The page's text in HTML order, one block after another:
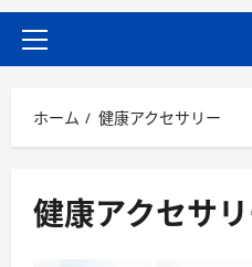
ス
ッ
メ
メ
ニ
ー
ホーム 健康アクセサリー
健康アクセサ